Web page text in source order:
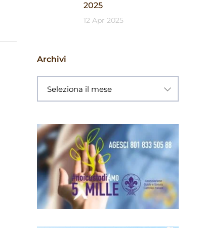
2025
12 Apr 2025
Archivi